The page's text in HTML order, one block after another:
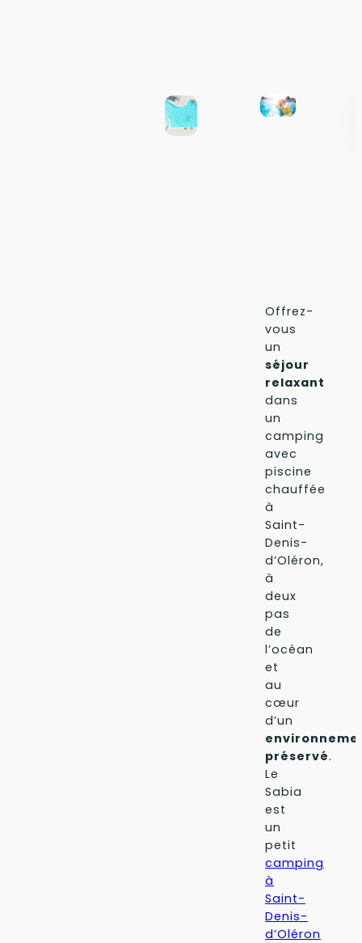
Offrez-
vous
un
séjour
relaxant
dans
un
camping
avec
piscine
chauffée
à
Saint-
Denis-
d’Oléron,
à
deux
pas
de
l’océan
et
au
cœur
d’un
préservé.
Le
Sabia
est
un
petit
camping
à
Saint-
Denis-
d’Oléron